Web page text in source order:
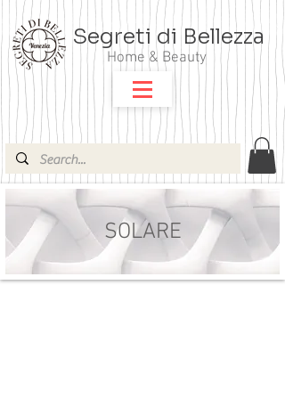
Segreti di Bellezza
Home & Beauty
SOLARE